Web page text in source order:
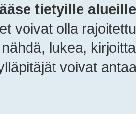
tietyille
voivat olla
lukea,
voivat